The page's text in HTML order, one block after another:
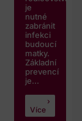
je
nutné
zabránit
infekci
budoucí
matky.
Základní
prevencí
je...
Více